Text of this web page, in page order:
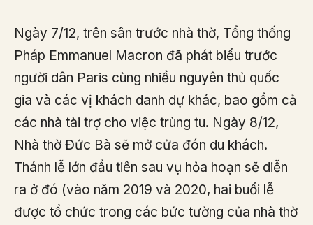
Ngày 7/12, trên sân trước nhà thờ, Tổng thống
Pháp Emmanuel Macron đã phát biểu trước
người dân Paris cùng nhiều nguyên thủ quốc
gia và các vị khách danh dự khác, bao gồm cả
các nhà tài trợ cho việc trùng tu. Ngày 8/12,
Nhà thờ Đức Bà sẽ mở cửa đón du khách.
Thánh lễ lớn đầu tiên sau vụ hỏa hoạn sẽ diễn
ra ở đó (vào năm 2019 và 2020, hai buổi lễ
được tổ chức trong các bức tường của nhà thờ